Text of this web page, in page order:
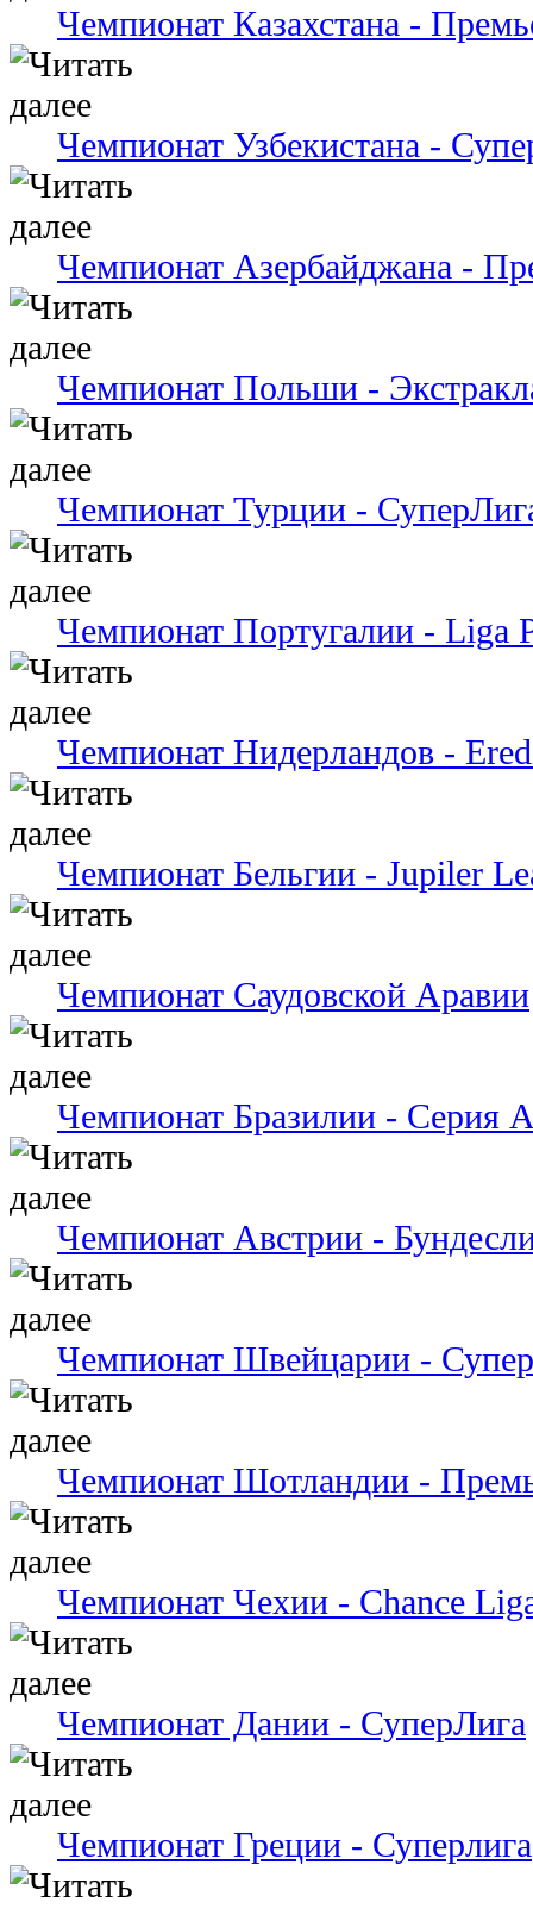
Чемпионат Казахстана -
Чемпионат Узбекистана -
Чемпионат Азербайджана -
Чемпионат Польши -
Чемпионат Турции -
Чемпионат Португалии - Liga
Чемпионат Нидерландов -
Чемпионат Бельгии - Jupiler
Чемпионат Саудовской Аравии
Чемпионат Бразилии - Серия
Чемпионат Австрии -
Чемпионат Швейцарии -
Чемпионат Шотландии -
Чемпионат Чехии - Chance
Чемпионат Дании - СуперЛига
Чемпионат Греции - Суперлига